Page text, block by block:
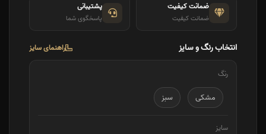
ضمانت کیفیت
ضمانت کیفیت
پشتیبانی
پاسخگوی شما
انتخاب رنگ و سایز راهنمای سایز
رنگ
مشکی سبز
سایز